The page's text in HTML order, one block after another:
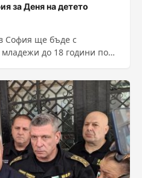
за Деня на детето
София ще бъде с
младежи до 18 години по